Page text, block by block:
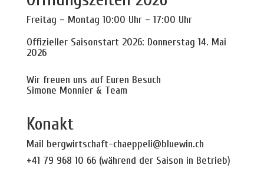
Freitag – Montag 10:00 Uhr – 17:00 Uhr
Offizieller Saisonstart 2026: Donnerstag 14. Mai
2026
Wir freuen uns auf Euren Besuch
Simone Monnier & Team
Konakt
Mail bergwirtschaft-chaeppeli@bluewin.ch
+41 79 968 10 66 (während der Saison in Betrieb)